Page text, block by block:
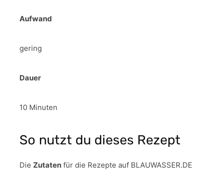
Aufwand
gering
Dauer
10 Minuten
So nutzt du dieses Rezept
Die Zutaten für die Rezepte auf BLAUWASSER.DE